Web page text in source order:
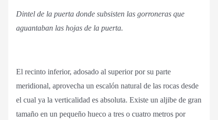
Dintel de la puerta donde subsisten las gorroneras que
aguantaban las hojas de la puerta.
El recinto inferior, adosado al superior por su parte
meridional, aprovecha un escalón natural de las rocas desde
el cual ya la verticalidad es absoluta. Existe un aljibe de gran
tamaño en un pequeño hueco a tres o cuatro metros por